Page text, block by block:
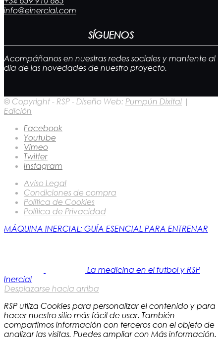
info@einercial.com
SÍGUENOS
Acompáñanos en nuestras redes sociales y mantente al
día de las novedades de nuestro proyecto.
© Copyright - RSP - Diseño Web: Pumpún Dixital |
Edición
Facebook
Youtube
Vimeo
Twitter
Instagram
Aviso Legal
Condiciones de compra
Política de Cookies
Política de Privacidad
MÁQUINA INERCIAL: GUÍA ESENCIAL PARA ENTRENAR
La medicina en el futbol y RSP
Inercial
Desplazarse hacia arriba
RSP utliza Cookies para personalizar el contenido y para
hacer nuestro sitio más fácil de usar. También
compartimos información con terceros con el objeto de
analizar las visitas. Puedes ampliar con Más información.